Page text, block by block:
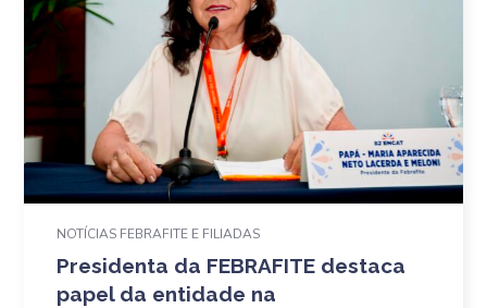
NOTÍCIAS FEBRAFITE E FILIADAS
Presidenta da FEBRAFITE destaca
papel da entidade na